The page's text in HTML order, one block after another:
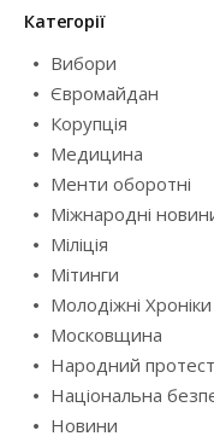
Категорії
Вибори
Євромайдан
Корупція
Медицина
Менти оборотні
Міжнародні
Міліція
Мітинги
Молодіжні Хроніки
Московщина
Народний протест
Національна
Новини